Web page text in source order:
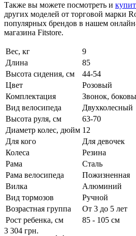
Также вы можете посмотреть и
других моделей от торговой марки
популярных брендов в нашем
магазина Fitstore.
Вес, кг
9
Длина
85
Высота сидения, см
44-54
Цвет
Розовый
Комплектация
Звонок,
Вид велосипеда
Двухколесный
Высота руля, см
63-70
Диаметр колес, дюйм 12
Для кого
Для девочек
Колеса
Резина
Рама
Сталь
Рама велосипеда
Пожизненная
Вилка
Алюминий
Вид тормозов
Ручной
Возрастная группа
От 3 до 5 лет
Рост ребенка, см
85 - 105 см
3 304 грн.